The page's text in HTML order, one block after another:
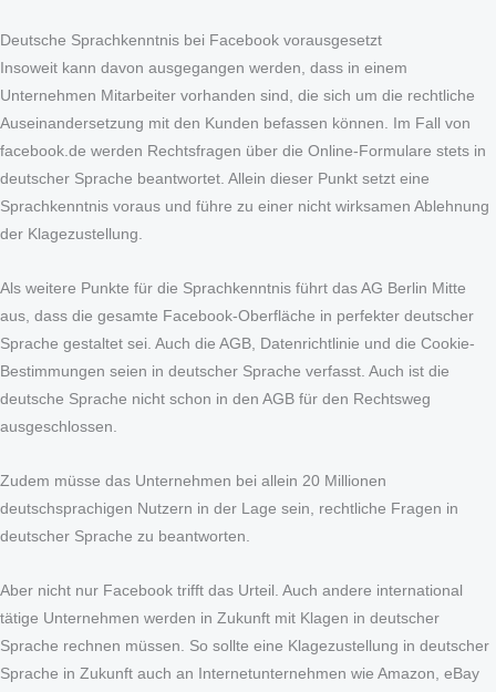
Deutsche Sprachkenntnis bei Facebook vorausgesetzt
Insoweit kann davon ausgegangen werden, dass in einem
Unternehmen Mitarbeiter vorhanden sind, die sich um die rechtliche
Auseinandersetzung mit den Kunden befassen können. Im Fall von
facebook.de werden Rechtsfragen über die Online-Formulare stets in
deutscher Sprache beantwortet. Allein dieser Punkt setzt eine
Sprachkenntnis voraus und führe zu einer nicht wirksamen Ablehnung
der Klagezustellung.
Als weitere Punkte für die Sprachkenntnis führt das AG Berlin Mitte
aus, dass die gesamte Facebook-Oberfläche in perfekter deutscher
Sprache gestaltet sei. Auch die AGB, Datenrichtlinie und die Cookie-
Bestimmungen seien in deutscher Sprache verfasst. Auch ist die
deutsche Sprache nicht schon in den AGB für den Rechtsweg
ausgeschlossen.
Zudem müsse das Unternehmen bei allein 20 Millionen
deutschsprachigen Nutzern in der Lage sein, rechtliche Fragen in
deutscher Sprache zu beantworten.
Aber nicht nur Facebook trifft das Urteil. Auch andere international
tätige Unternehmen werden in Zukunft mit Klagen in deutscher
Sprache rechnen müssen. So sollte eine Klagezustellung in deutscher
Sprache in Zukunft auch an Internetunternehmen wie Amazon, eBay